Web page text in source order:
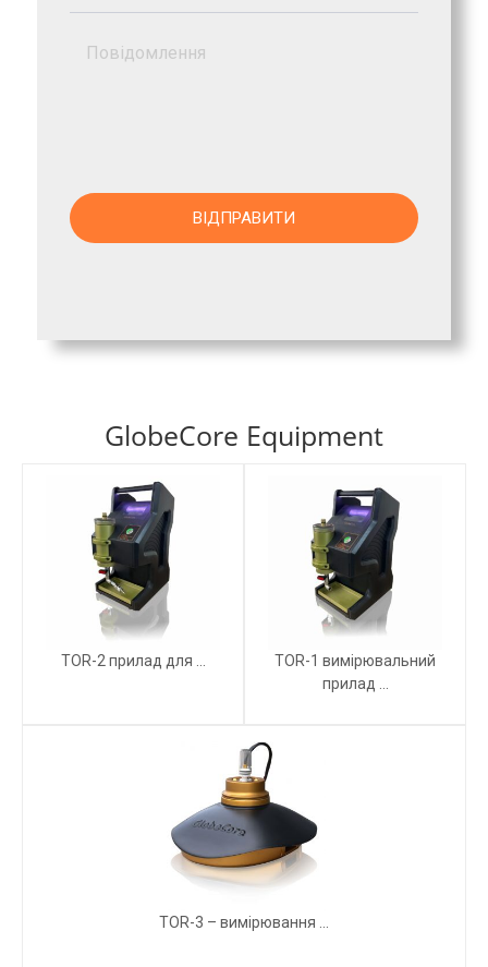
GlobeCore Equipment
TOR-2 прилад для ...
TOR-1 вимірювальний
прилад ...
TOR-3 – вимірювання ...